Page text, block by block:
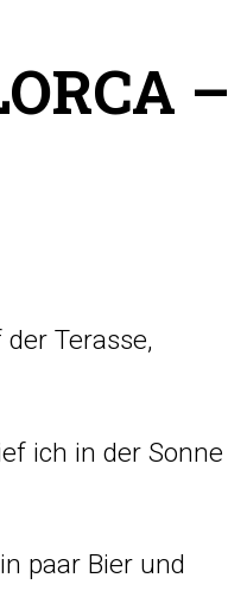
–
Terasse,
ich in der Sonne
paar Bier und